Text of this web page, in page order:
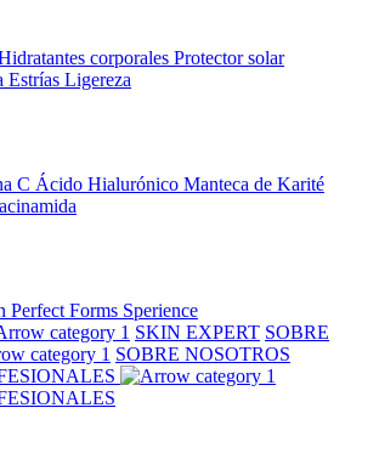
corporales Protector solar
Estrías Ligereza
C Ácido Hialurónico Manteca de Karité
Perfect Forms Sperience
SKIN EXPERT SOBRE
SOBRE NOSOTROS